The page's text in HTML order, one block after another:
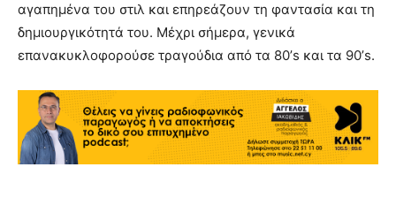
αγαπημένα του στιλ και επηρεάζουν τη φαντασία και τη
δημιουργικότητά του. Μέχρι σήμερα, γενικά
επανακυκλοφορούσε τραγούδια από τα 80’s και τα 90’s.